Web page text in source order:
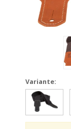
Variante:
BSC-
20-
BLK
BSC-
20-
BLK